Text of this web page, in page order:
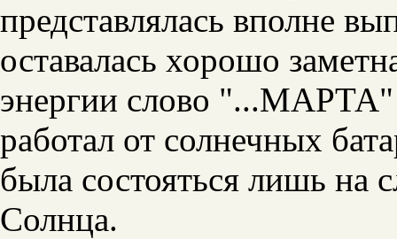
представлялась вполне
оставалась хорошо
энергии слово "...МАРТА"
работал от солнечных
была состояться лишь на
Солнца.